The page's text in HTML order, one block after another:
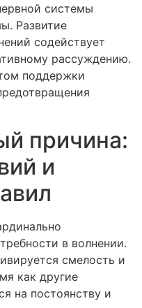
системы
Развитие
содействует
рассуждению.
поддержки
причина:
и
в волнении.
смелость и
как другие
на постоянству и